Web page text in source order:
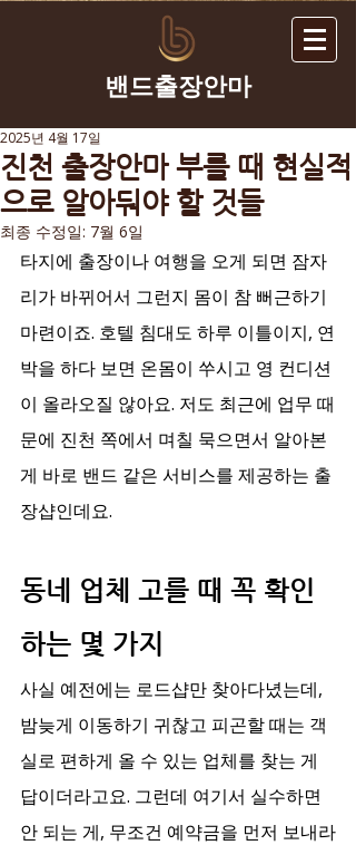
​밴드출장안마
진천 출장안마 부를 때 현실적
으로 알아둬야 할 것들
2025년 4월 17일
최종 수정일: 7월 6일
타지에 출장이나 여행을 오게 되면 잠자
리가 바뀌어서 그런지 몸이 참 뻐근하기
마련이죠. 호텔 침대도 하루 이틀이지, 연
박을 하다 보면 온몸이 쑤시고 영 컨디션
이 올라오질 않아요. 저도 최근에 업무 때
문에 진천 쪽에서 며칠 묵으면서 알아본
게 바로 밴드 같은 서비스를 제공하는 출
장샵인데요.
동네 업체 고를 때 꼭 확인
하는 몇 가지
사실 예전에는 로드샵만 찾아다녔는데,
밤늦게 이동하기 귀찮고 피곤할 때는 객
실로 편하게 올 수 있는 업체를 찾는 게
답이더라고요. 그런데 여기서 실수하면
안 되는 게, 무조건 예약금을 먼저 보내라